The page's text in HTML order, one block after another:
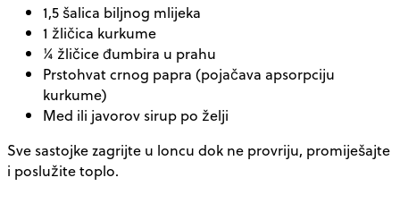
1,5 šalica biljnog mlijeka
1 žličica kurkume
¼ žličice đumbira u prahu
Prstohvat crnog papra (pojačava apsorpciju
kurkume)
Med ili javorov sirup po želji
Sve sastojke zagrijte u loncu dok ne provriju, promiješajte
i poslužite toplo.